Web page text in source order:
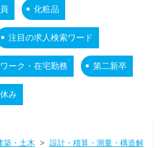
化粧品
注目の求人検索ワード
ーク・在宅勤務 第二新卒
み
築・土木 > 設計・積算・測量・構造解